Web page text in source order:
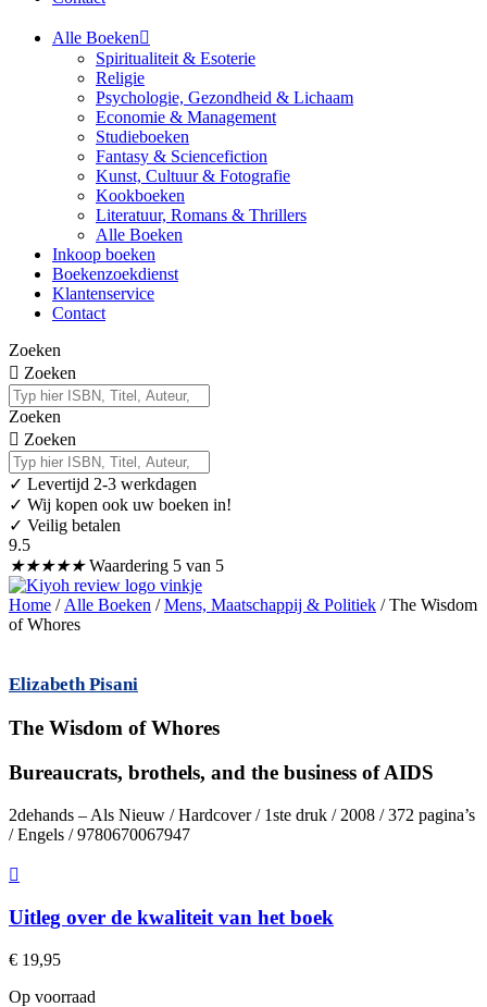
Alle Boeken
Spiritualiteit & Esoterie
Religie
Psychologie, Gezondheid & Lichaam
Economie & Management
Studieboeken
Fantasy & Sciencefiction
Kunst, Cultuur & Fotografie
Kookboeken
Literatuur, Romans & Thrillers
Alle Boeken
Inkoop boeken
Boekenzoekdienst
Klantenservice
Contact
Zoeken
Zoeken
Zoeken
Zoeken
✓ Levertijd 2-3 werkdagen
✓ Wij kopen ook uw boeken in!
✓ Veilig betalen
9.5
★★★★★ Waardering 5 van 5
Home / Alle Boeken /Mens, Maatschappij & Politiek / The Wisdom
of Whores
Elizabeth Pisani
The Wisdom of Whores
Bureaucrats, brothels, and the business of AIDS
2dehands – Als Nieuw / Hardcover / 1ste druk / 2008 / 372 pagina’s
/ Engels / 9780670067947
Uitleg over de kwaliteit van het boek
€ 19,95
Op voorraad